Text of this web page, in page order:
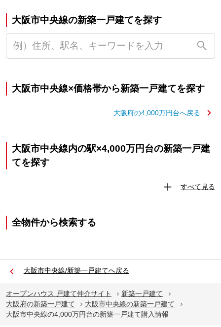
大阪市中央線の新築一戸建てを探す
大阪市中央線×価格帯から新築一戸建てを探す
大阪府の4,000万円台へ戻る
大阪市中央線内の駅×4,000万円台の新築一戸建
てを探す
すべて見る
全物件から検索する
大阪市中央線/新築一戸建てへ戻る
オープンハウス 戸建て仲介サイト
新築一戸建て
大阪府の新築一戸建て
大阪市中央線の新築一戸建て
大阪市中央線の4,000万円台の新築一戸建て購入情報